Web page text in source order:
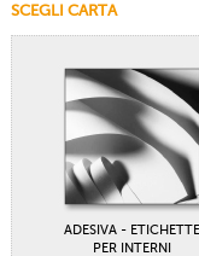
SCEGLI CARTA
ADESIVA - ETICHETTE
PER INTERNI